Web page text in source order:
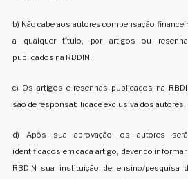
b) Não cabe aos autores compensação
a qualquer título, por artigos ou
publicados na RBDIN.
c) Os artigos e resenhas publicados na
são de responsabilidade exclusiva dos autores.
d) Após sua aprovação, os autores
identificados em cada artigo, devendo informar
RBDIN sua instituição de ensino/pesquisa